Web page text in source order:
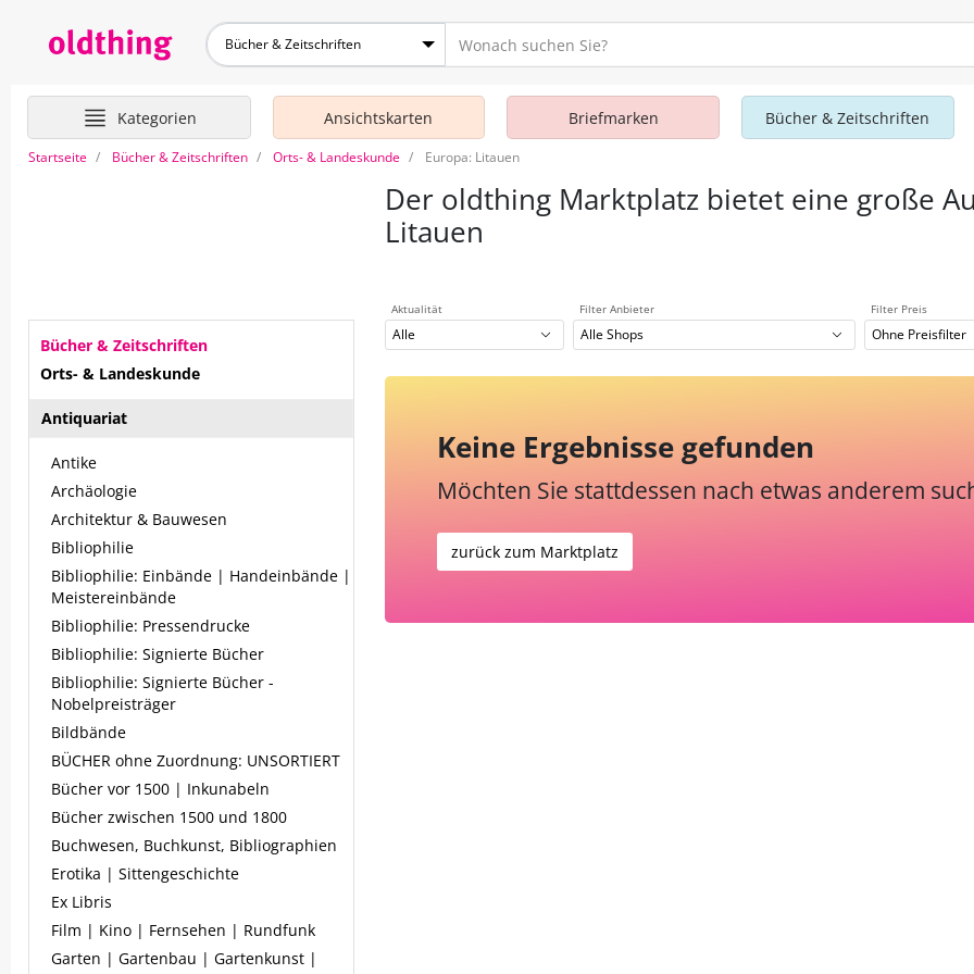
Bücher & Zeitschriften
Kategorien Ansichtskarten Briefmarken Bücher & Zeitschriften
Startseite Bücher & Zeitschriften Orts- & Landeskunde Europa: Litauen
Der oldthing Marktplatz bietet eine große
Litauen
Bücher & Zeitschriften
Orts- & Landeskunde
Antiquariat
Antike
Archäologie
Architektur & Bauwesen
Bibliophilie
Bibliophilie: Einbände | Handeinbände |
Meistereinbände
Bibliophilie: Pressendrucke
Bibliophilie: Signierte Bücher
Bibliophilie: Signierte Bücher -
Nobelpreisträger
Bildbände
BÜCHER ohne Zuordnung: UNSORTIERT
Bücher vor 1500 | Inkunabeln
Bücher zwischen 1500 und 1800
Buchwesen, Buchkunst, Bibliographien
Erotika | Sittengeschichte
Ex Libris
Film | Kino | Fernsehen | Rundfunk
Garten | Gartenbau | Gartenkunst |
Aktualität
Alle
Filter Anbieter
Alle Shops
Filter Preis
Ohne Preisfilter
Keine Ergebnisse gefunden
Möchten Sie stattdessen nach etwas anderem
zurück zum Marktplatz